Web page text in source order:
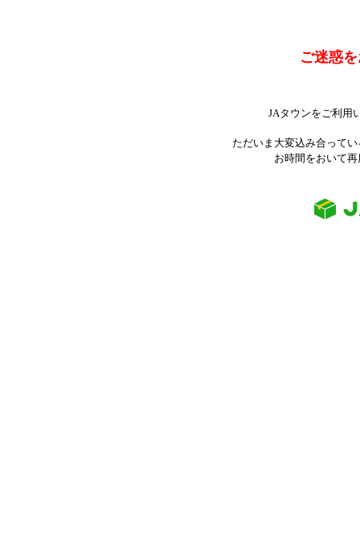
ご迷惑
JAタウンをご利用
ただいま大変込み合って
お時間をおいて